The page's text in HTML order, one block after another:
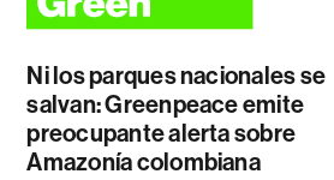
Ni los parques nacionales se
salvan: Greenpeace emite
preocupante alerta sobre
Amazonía colombiana